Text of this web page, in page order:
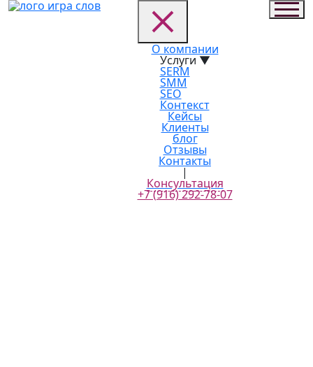
О компании
Услуги ▼
SERM
SMM
SEO
Контекст
Кейсы
Клиенты
блог
Отзывы
Контакты
|
Консультация
+7 (916) 292-78-07
Как создать сильный бренд компании: пошаговое
руководство для малого и среднего бизнеса